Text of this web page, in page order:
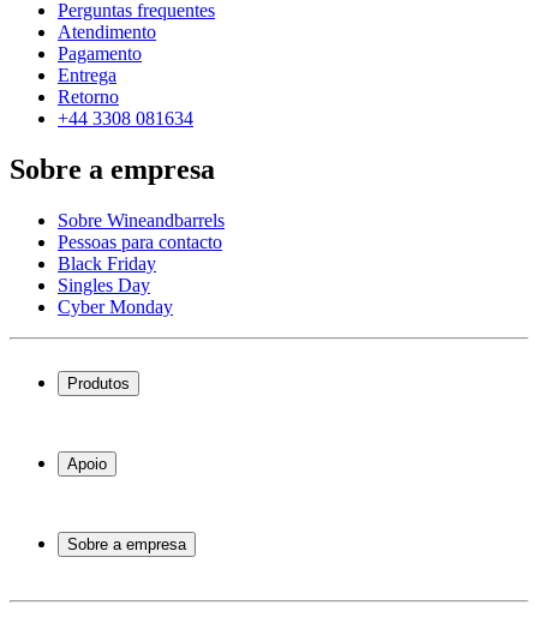
Perguntas frequentes
Atendimento
Pagamento
Entrega
Retorno
+44 3308 081634
Sobre a empresa
Sobre Wineandbarrels
Pessoas para contacto
Black Friday
Singles Day
Cyber Monday
Produtos
Garrafeiras
Móveis para vinho
Apoio
Atendimento
Pagamento
Retorno
Sobre a empresa